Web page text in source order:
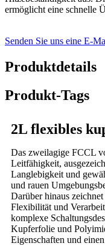
ermöglicht eine schnelle
Senden Sie uns eine E-
Produktdetails
Produkt-Tags
2L flexibles
Das zweilagige FCCL
Leitfähigkeit,
Langlebigkeit und
und rauen
Darüber hinaus
Flexibilität und
komplexe
Kupferfolie und
Eigenschaften und